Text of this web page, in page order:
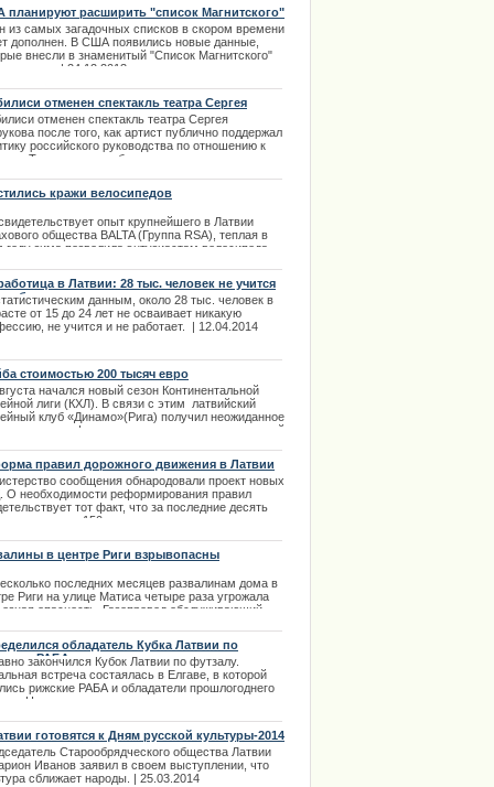
чаще всего встречается среди
проживающего в географической зоне
Шелкового пути. В странах Восточной
такое заболевание является большой
расширить "список Магнитского"
из самых загадочных списков в скором времени
дополнен. В США появились новые данные,
внесли в знаменитый "Список Магнитского"
ряд имен. | 24.12.2013
отменен спектакль театра Сергея
отменен спектакль театра Сергея
после того, как артист публично поддержал
российского руководства по отношению к
Такое решение было внесено на
кражи велосипедов
опыт крупнейшего в Латвии
общества BALTA (Группа RSA), теплая в
году зима позволила энтузиастам велосипеда
и активность велосипедных воришек.
в Латвии: 28 тыс. человек не учится
работает
данным, около 28 тыс. человек в
от 15 до 24 лет не осваивает никакую
не учится и не работает. | 12.04.2014
стоимостью 200 тысяч евро
начался новый сезон Континентальной
лиги (КХЛ). В связи с этим латвийский
клуб «Динамо»(Рига) получил неожиданное
оформление подарка от строительной
правил дорожного движения в Латвии
сообщения обнародовали проект новых
О необходимости реформирования правил
тот факт, что за последние десять
правила около 150 раз поддавались
в центре Риги взрывопасны
последних месяцев развалинам дома в
Риги на улице Матиса четыре раза угрожала
опасность Газопровод обслуживающий
находятся эти руины
обладатель Кубка Латвии по
- РАБА
закончился Кубок Латвии по футзалу.
встреча состаялась в Елгаве, в которой
рижские РАБА и обладатели прошлогоднего
- «Никарс».
готовятся к Дням русской культуры-2014
Старообрядческого общества Латвии
Иванов заявил в своем выступлении, что
сближает народы. | 25.03.2014